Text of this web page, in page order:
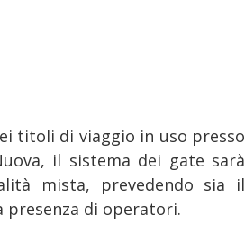
titoli di viaggio in uso presso
il sistema dei gate sarà
mista, prevedendo sia il
di operatori.